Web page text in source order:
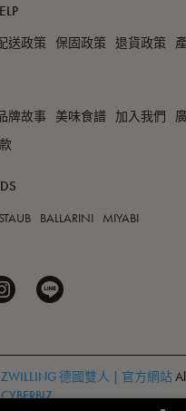
送政策 保固政策 退貨政策
牌故事 美味食譜 加入我們
STAUB BALLARINI MIYABI
ZWILLING 德國雙人 | 官方網站
CYBERBIZ.